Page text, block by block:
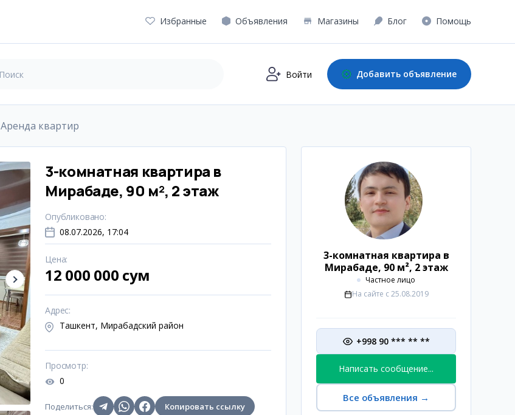
Избранные Объявления Магазины Блог Помощь
Войти Добавить объявление
Аренда квартир
3-комнатная квартира в
Мирабаде, 90 м², 2 этаж
Опубликовано:
08.07.2026, 17:04
Цена:
12 000 000 сум
Адрес:
Ташкент, Мирабадский район
Просмотр:
0
Поделиться: Копировать ссылку
3-комнатная квартира в
Мирабаде, 90 м², 2 этаж
Частное лицо
На сайте с 25.08.2019
+998 90 *** ** **
Написать сообщение...
Все объявления →